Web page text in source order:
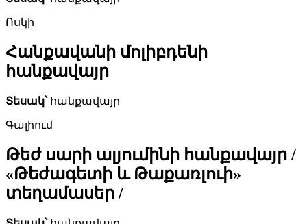
Ոսկի
Հանքավանի մոլիբդենի
հանքավայր
Տեսակ՝հանքավայր
Գալիում
Թեժ սարի ալյումինի հանքավայր /
«Թեժագետի և Թաքառլուի»
տեղամասեր /